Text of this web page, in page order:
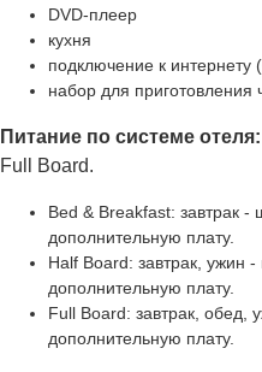
DVD-плеер
кухня
подключение к интернету
набор для приготовления
Питание по системе отеля:
Full Board.
Bed & Breakfast: завтрак -
дополнительную плату.
Half Board: завтрак, ужин
дополнительную плату.
Full Board: завтрак, обед,
дополнительную плату.